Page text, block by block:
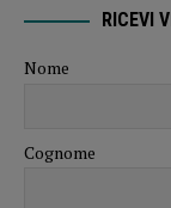
RICEVI
Nome
Cognome